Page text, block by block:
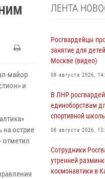
майор
и
острие
отметил
ЛЕНТА
Росгвардейцы
занятие для
Москве (видео)
08 августа 2026,
В ЛНР
единоборствам
спортивной
08 августа 2026,
Сотрудники
утренней
космонавтики в